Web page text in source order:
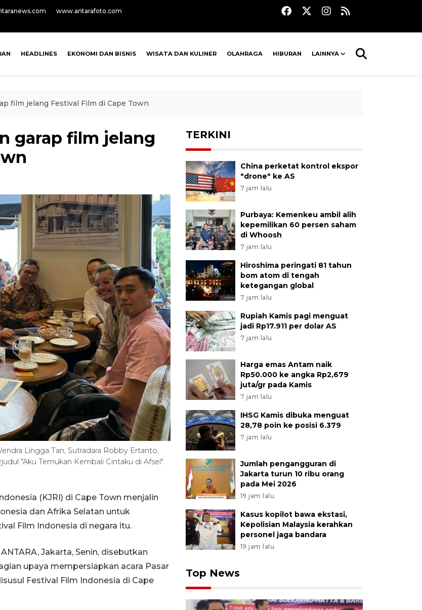
www.antarafoto.com
HEADLINES EKONOMI DAN BISNIS WISATA DAN KULINER OLAHRAGA HIBURAN LAINNYA
film jelang Festival Film di Cape Town
garap film jelang
Lingga Tan, Sutradara Robby Ertanto,
"Aku Temukan Kembali Cintaku di Afsel".
(KJRI) di Cape Town menjalin
dan Afrika Selatan untuk
Film Indonesia di negara itu.
Jakarta, Senin, disebutkan
upaya mempersiapkan acara Pasar
Festival Film Indonesia di Cape
TERKINI
China perketat kontrol ekspor
"drone" ke AS
7 jam lalu
Purbaya: Kemenkeu ambil alih
kepemilikan 60 persen saham
di Whoosh
7 jam lalu
Hiroshima peringati 81 tahun
bom atom di tengah
ketegangan global
7 jam lalu
Rupiah Kamis pagi menguat
jadi Rp17.911 per dolar AS
7 jam lalu
Harga emas Antam naik
Rp50.000 ke angka Rp2,679
juta/gr pada Kamis
7 jam lalu
IHSG Kamis dibuka menguat
28,78 poin ke posisi 6.379
7 jam lalu
Jumlah pengangguran di
Jakarta turun 10 ribu orang
pada Mei 2026
19 jam lalu
Kasus kopilot bawa ekstasi,
Kepolisian Malaysia kerahkan
personel jaga bandara
19 jam lalu
Top News